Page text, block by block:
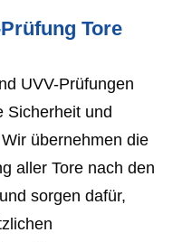
Tore
UVV-Prüfungen
Sicherheit und
übernehmen die
aller Tore nach den
sorgen dafür,